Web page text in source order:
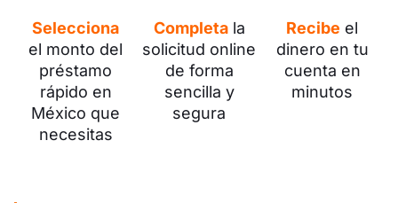
Selecciona
el monto del
préstamo
rápido en
México que
necesitas
Completa la
solicitud online
de forma
sencilla y
segura
Recibe el
dinero en tu
cuenta en
minutos